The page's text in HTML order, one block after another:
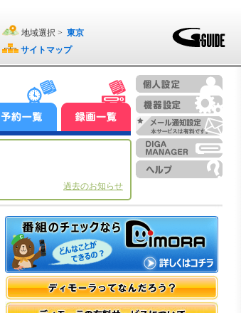
地域選択 > 東京
サイトマップ
過去のお知らせ